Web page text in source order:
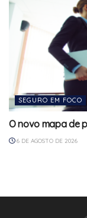
SEGURO EM FOCO
O novo mapa de
6 DE AGOSTO DE 2026